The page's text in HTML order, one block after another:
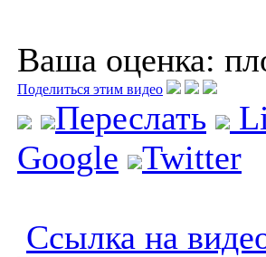
Ваша оценка:
Поделиться этим видео
Переслать
Google
Twitter
Ссылка на